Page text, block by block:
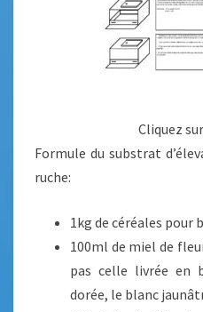
Cliquez
Formule du substrat
ruche:
1kg de céréales pour
100ml de miel de
pas celle livrée en
dorée, le blanc